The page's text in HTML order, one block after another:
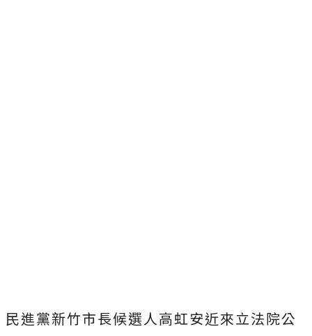
民進黨新竹市長候選人高虹安近來立法院公